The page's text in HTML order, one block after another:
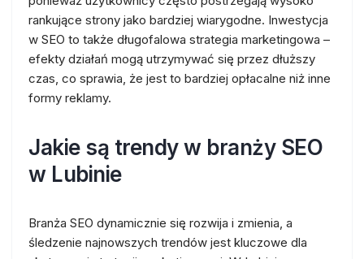
rankujące strony jako bardziej wiarygodne. Inwestycja
w SEO to także długofalowa strategia marketingowa –
efekty działań mogą utrzymywać się przez dłuższy
czas, co sprawia, że jest to bardziej opłacalne niż inne
formy reklamy.
Jakie są trendy w branży SEO
w Lubinie
Branża SEO dynamicznie się rozwija i zmienia, a
śledzenie najnowszych trendów jest kluczowe dla